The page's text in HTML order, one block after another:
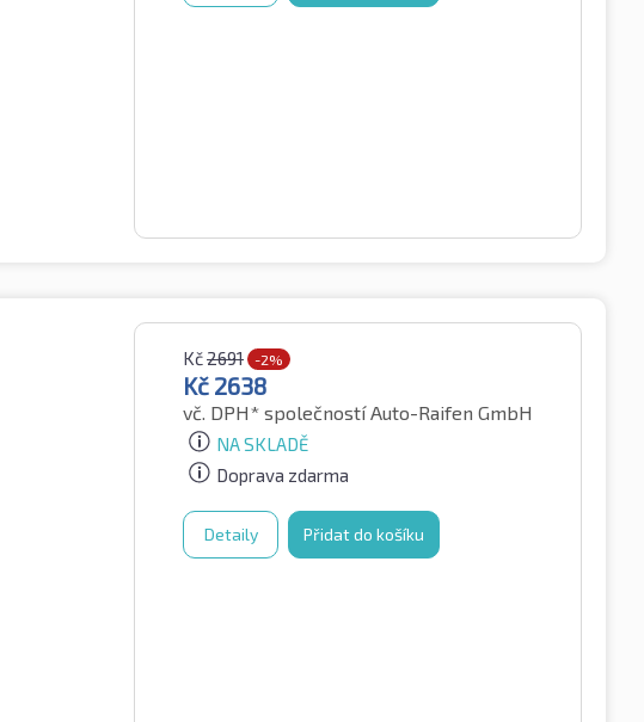
Kč2691 -2%
Kč 2638
vč. DPH* společností Auto-Raifen GmbH
NA SKLADĚ
Doprava zdarma
Detaily Přidat do košíku